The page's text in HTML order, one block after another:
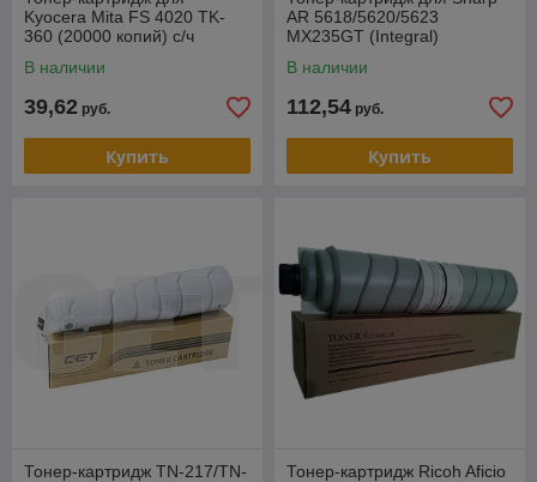
Kyocera Mita FS 4020 TK-
360 (20000 копий) с/ч
В наличии
39,62 руб.
Купить
AR 5618/5620/5623
MX235GT (Integral)
В наличии
112,54 руб.
Купить
Тонер-картридж TN-217/TN-
Тонер-картридж Ricoh Aficio